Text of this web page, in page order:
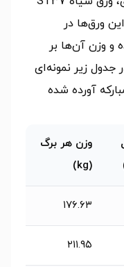
ورق‌ها در
و وزن آن‌ها بر
جدول زیر نمونه‌ای
آورده شده
وزن هر برگ
(kg)
۱۷۶.۶۳
۲۱۱.۹۵